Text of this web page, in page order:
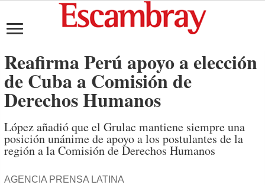
Reafirma Perú apoyo a elección
de Cuba a Comisión de
Derechos Humanos
López añadió que el Grulac mantiene siempre una
posición unánime de apoyo a los postulantes de la
región a la Comisión de Derechos Humanos
AGENCIA PRENSA LATINA